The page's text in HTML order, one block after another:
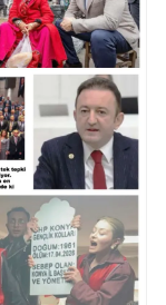
Nevşehir
Niğde
Ordu
Rize
Sakarya
Samsun
Siirt